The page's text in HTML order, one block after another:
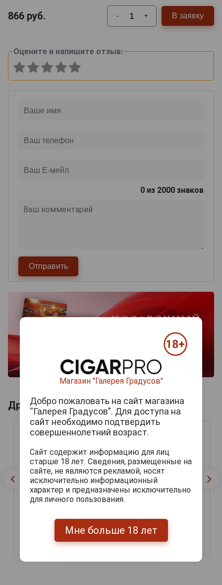
866 руб. - + В заявку
Оцените и напишите отзыв:
0 из 2000 знаков
Другие продукты бренда DELIRIUM
Delirium Tremens Пиво
Делириум Тременс
308 руб.
Delirium Red Пиво
Делириум Ред
308 руб.
Магазин "Галерея Градусов"
Добро пожаловать на сайт магазина
“Галерея Градусов”. Для доступа на
сайт необходимо подтвердить
совершеннолетний возраст.
Сайт содержит информацию для лиц
старше 18 лет. Сведения, размещенные на
сайте, не являются рекламой, носят
исключительно информационный
характер и предназначены исключительно
для личного пользования.
Мне больше 18 лет